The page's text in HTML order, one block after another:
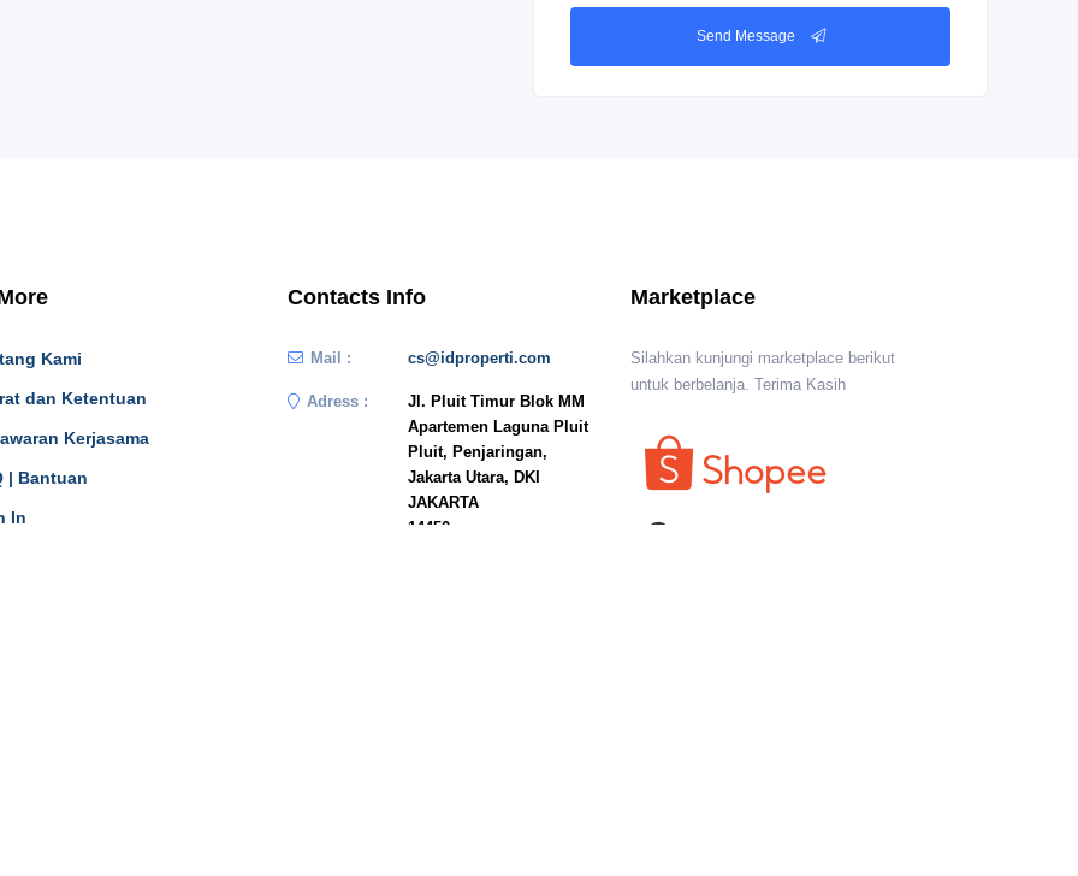
Send Message
Kami
dan Ketentuan
Kerjasama
| Bantuan
In
Contacts Info
Mail : cs@idproperti.com
Adress :
Jl. Pluit Timur Blok MM
Apartemen Laguna Pluit
Pluit, Penjaringan,
Jakarta Utara, DKI
JAKARTA
14450
Marketplace
Silahkan kunjungi marketplace berikut
untuk berbelanja. Terima Kasih